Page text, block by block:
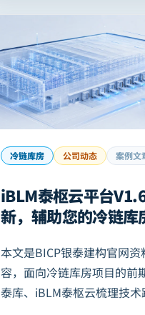
冷链库房 公司动态 案例文
iBLM泰枢云平台
新，辅助您的冷链库
本文是BICP银泰建构官网资
容，面向冷链库房项目的前
泰库、iBLM泰枢云梳理技